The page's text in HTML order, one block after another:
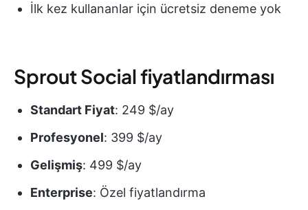
İlk kez kullananlar için ücretsiz deneme yok
Sprout Social fiyatlandırması
Standart Fiyat: 249 $/ay
Profesyonel: 399 $/ay
Gelişmiş: 499 $/ay
Enterprise: Özel fiyatlandırma